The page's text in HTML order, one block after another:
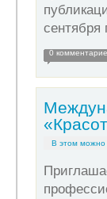
сентября
0
В этом можно